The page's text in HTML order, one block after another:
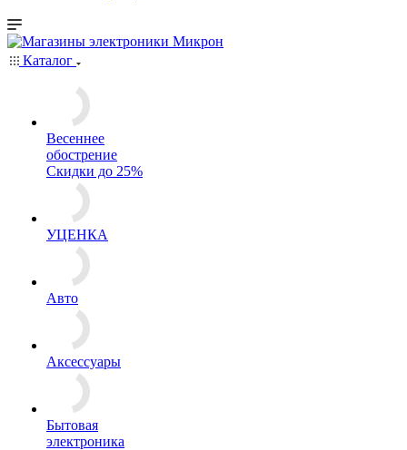
Каталог
Весеннее
обострение
Скидки до 25%
УЦЕНКА
Авто
Аксессуары
Бытовая
электроника